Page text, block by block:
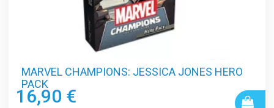
MARVEL CHAMPIONS: JESSICA JONES HERO
PACK
16,90 €